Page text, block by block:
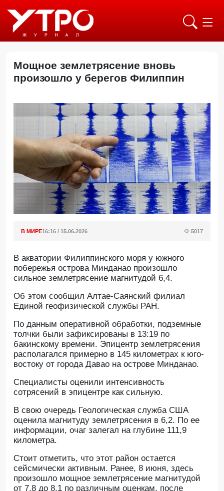
Мощное землетрясение вновь
произошло у берегов Филиппин
В МИРЕ16:16 / 15.06.2026 5017
В акватории Филиппинского моря у южного
побережья острова Минданао произошло
сильное землетрясение магнитудой 6,4.
Об этом сообщил Алтае-Саянский филиал
Единой геофизической службы РАН.
По данным оперативной обработки, подземные
толчки были зафиксированы в 13:19 по
бакинскому времени. Эпицентр землетрясения
располагался примерно в 145 километрах к юго-
востоку от города Давао на острове Минданао.
Специалисты оценили интенсивность
сотрясений в эпицентре как сильную.
В свою очередь Геологическая служба США
оценила магнитуду землетрясения в 6,2. По ее
информации, очаг залегал на глубине 111,9
километра.
Стоит отметить, что этот район остается
сейсмически активным. Ранее, 8 июня, здесь
произошло мощное землетрясение магнитудой
от 7,8 до 8,1 по различным оценкам, после